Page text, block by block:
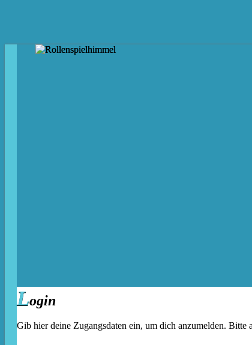
Login
Gib hier deine Zugangsdaten ein, um dich anzumelden.